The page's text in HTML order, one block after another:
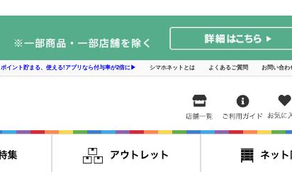
ポイント貯まる、使える!アプリなら付与率が2倍に▶ シマホネットとは よくあるご質問 お問い合わ